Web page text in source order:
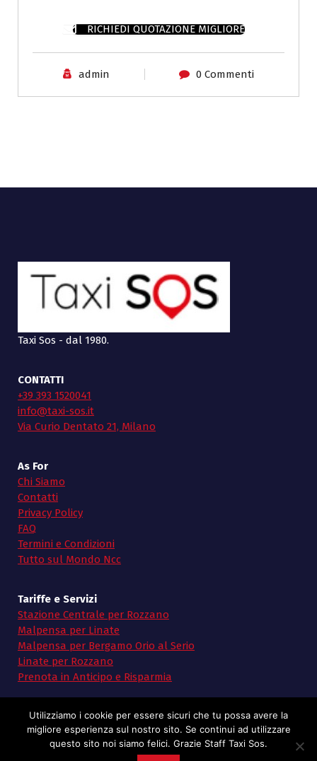
RICHIEDI QUOTAZIONE MIGLIORE
admin 0 Commenti
Taxi Sos - dal 1980.
CONTATTI
+39 393 1520041
info@taxi-sos.it
Via Curio Dentato 21, Milano
As For
Chi Siamo
Contatti
Privacy Policy
FAQ
Termini e Condizioni
Tutto sul Mondo Ncc
Tariffe e Servizi
Stazione Centrale per Rozzano
Malpensa per Linate
Malpensa per Bergamo Orio al Serio
Linate per Rozzano
Prenota in Anticipo e Risparmia
Utilizziamo i cookie per essere sicuri che tu possa avere la
migliore esperienza sul nostro sito. Se continui ad utilizzare
questo sito noi siamo felici. Grazie Staff Taxi Sos.